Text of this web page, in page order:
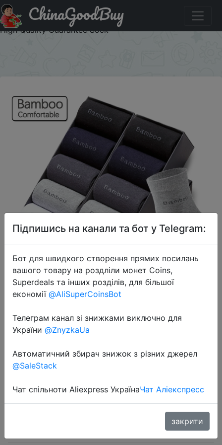
Придбати 10 Pairs / Lot Bamboo Fiber Socks Men Casual
Business Anti-Bacterial Breatheable Men's Crew Socks
High Quality Guarantee Sock
ChinaGoodBuy
2023-07-01
Men Casual Business Anti-Bacterial
Breatheable Men's Crew Socks High
Quality Guarantee Sock
$5.88
Підпишись на канали та бот у Telegram:
Бот для швидкого створення прямих посилань
вашого товару на роздліли монет Coins,
Superdeals та інших розділів, для більшої
економії @AliSuperCoinsBot
Телеграм канал зі знижками виключно для
України @ZnyzkaUa
Автоматичний збирач знижок з різних джерел
@SaleStack
Чат спільноти Aliexpress УкраїнаЧат Аліекспресс
закрити